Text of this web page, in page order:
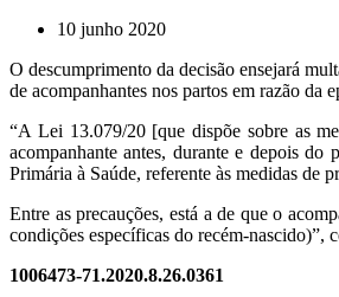
10 junho 2020
O descumprimento da decisão ensejará
de acompanhantes nos partos em razão
“A Lei 13.079/20 [que dispõe sobre as
acompanhante antes, durante e depois do
Primária à Saúde, referente às medidas de
Entre as precauções, está a de que o
condições específicas do recém-nascido)”,
1006473-71.2020.8.26.0361